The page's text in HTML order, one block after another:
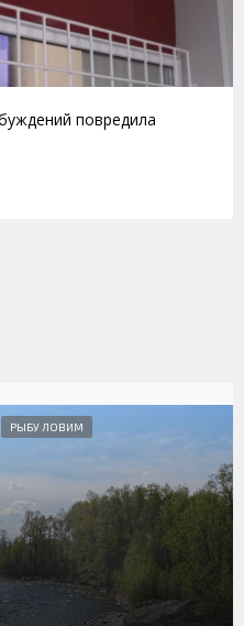
повредила
РЫБУ ЛОВИМ